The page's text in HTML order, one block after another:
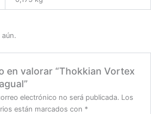
en valorar “Thokkian Vortex
electrónico no será publicada. Los
están marcados con *